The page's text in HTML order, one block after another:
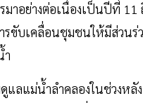
มาอย่างต่อเนื่องเป็นปีที่ 11
รขับเคลื่อนชุมชนให้มีส่วน
ำ
แลแม่น้ำลำคลองในช่วงหลั